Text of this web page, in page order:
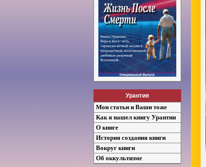
Урантия
Мои статьи и Ваши тоже
Как я нашел книгу Урантии
О книге
История создания книги
Вокруг книги
Об оккультизме